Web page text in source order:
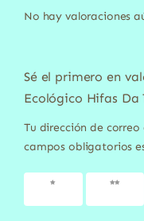
No hay valoraciones
Sé el primero en
Ecológico Hifas Da
Tu dirección de
campos obligatorios
1 de 5
2 de 5